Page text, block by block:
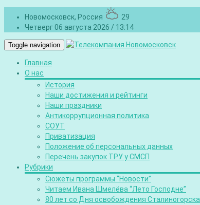
Новомосковск, Россия
29
Четверг 06 августа 2026 / 13:14
Toggle navigation
Главная
О нас
История
Наши достижения и рейтинги
Наши праздники
Антикоррупционная политика
СОУТ
Приватизация
Положение об персональных данных
Перечень закупок ТРУ у СМСП
Рубрики
Сюжеты программы “Новости”
Читаем Ивана Шмелёва “Лето Господне”
80 лет со Дня освобождения Сталиногорска